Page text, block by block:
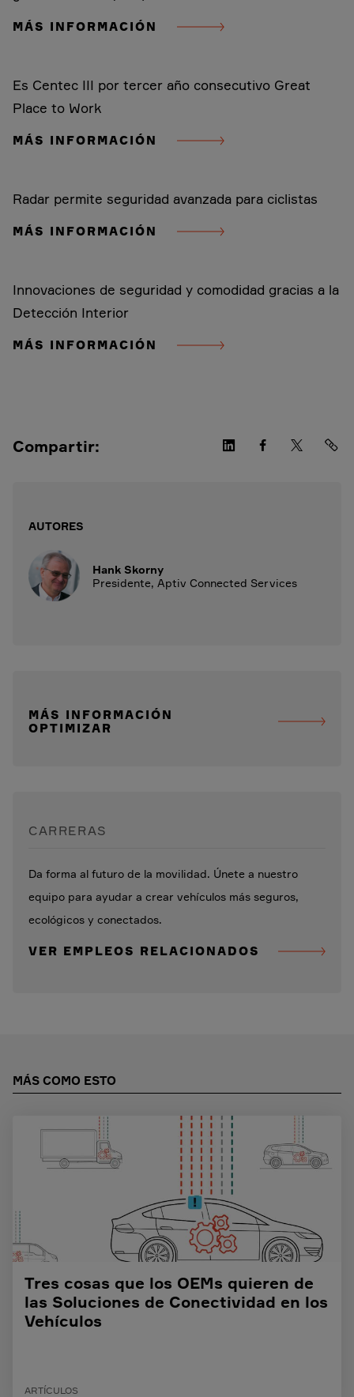
MÁS INFORMACIÓN
Es Centec III por tercer año consecutivo Great
Place to Work
MÁS INFORMACIÓN
Radar permite seguridad avanzada para ciclistas
MÁS INFORMACIÓN
Innovaciones de seguridad y comodidad gracias a la
Detección Interior
MÁS INFORMACIÓN
Compartir:
AUTORES
Hank Skorny
Presidente, Aptiv Connected Services
MÁS INFORMACIÓN
OPTIMIZAR
CARRERAS
Da forma al futuro de la movilidad. Únete a nuestro
equipo para ayudar a crear vehículos más seguros,
ecológicos y conectados.
VER EMPLEOS RELACIONADOS
MÁS COMO ESTO
Tres cosas que los OEMs quieren de
las Soluciones de Conectividad en los
Vehículos
ARTÍCULOS